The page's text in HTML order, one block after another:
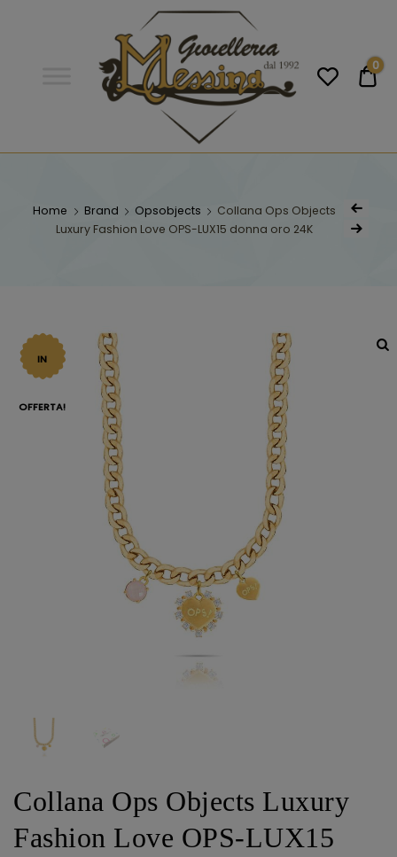
MESSINA
marchi.
0
Home Brand Opsobjects
Collana Ops Objects
Luxury Fashion Love OPS-LUX15 donna oro 24K
IN
OFFERTA!
Collana Ops Objects Luxury
Fashion Love OPS-LUX15